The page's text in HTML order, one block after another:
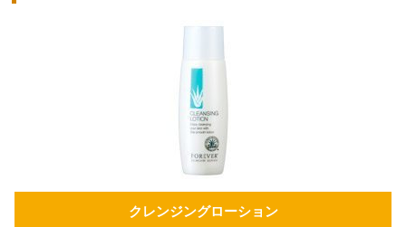
クレンジングローション